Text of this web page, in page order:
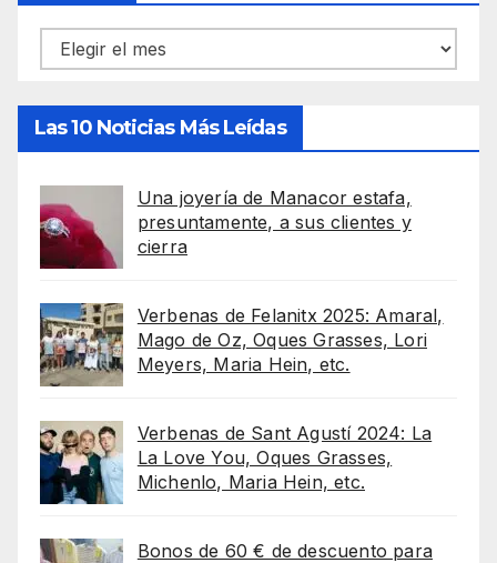
Archivos
Las 10 Noticias Más Leídas
Una joyería de Manacor estafa,
presuntamente, a sus clientes y
cierra
Verbenas de Felanitx 2025: Amaral,
Mago de Oz, Oques Grasses, Lori
Meyers, Maria Hein, etc.
Verbenas de Sant Agustí 2024: La
La Love You, Oques Grasses,
Michenlo, Maria Hein, etc.
Bonos de 60 € de descuento para